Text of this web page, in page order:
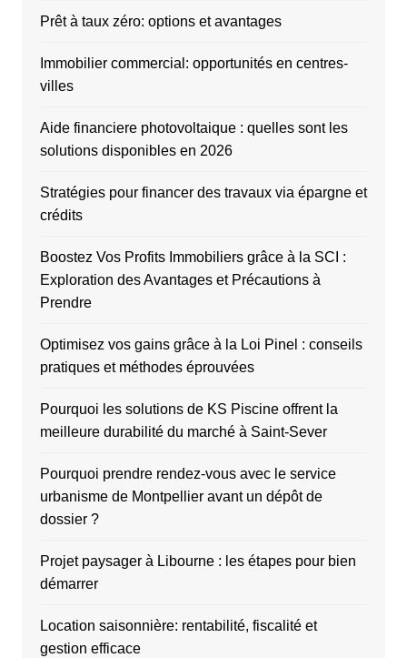
Prêt à taux zéro: options et avantages
Immobilier commercial: opportunités en centres-
villes
Aide financiere photovoltaique : quelles sont les
solutions disponibles en 2026
Stratégies pour financer des travaux via épargne et
crédits
Boostez Vos Profits Immobiliers grâce à la SCI :
Exploration des Avantages et Précautions à
Prendre
Optimisez vos gains grâce à la Loi Pinel : conseils
pratiques et méthodes éprouvées
Pourquoi les solutions de KS Piscine offrent la
meilleure durabilité du marché à Saint-Sever
Pourquoi prendre rendez-vous avec le service
urbanisme de Montpellier avant un dépôt de
dossier ?
Projet paysager à Libourne : les étapes pour bien
démarrer
Location saisonnière: rentabilité, fiscalité et
gestion efficace